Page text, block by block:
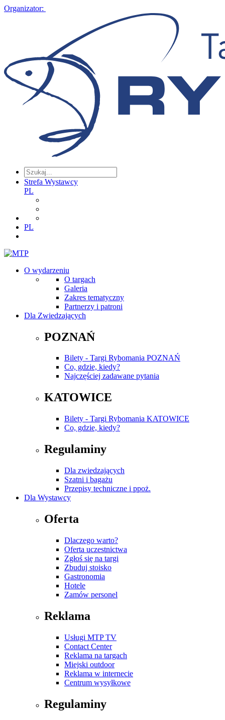
Organizator:
Strefa Wystawcy
PL
PL
O wydarzeniu
O targach
Galeria
Zakres tematyczny
Partnerzy i patroni
Dla Zwiedzających
POZNAŃ
Bilety - Targi Rybomania POZNAŃ
Co, gdzie, kiedy?
Najczęściej zadawane pytania
KATOWICE
Bilety - Targi Rybomania KATOWICE
Co, gdzie, kiedy?
Regulaminy
Dla zwiedzających
Szatni i bagażu
Przepisy techniczne i ppoż.
Dla Wystawcy
Oferta
Dlaczego warto?
Oferta uczestnictwa
Zgłoś się na targi
Zbuduj stoisko
Gastronomia
Hotele
Zamów personel
Reklama
Usługi MTP TV
Contact Center
Reklama na targach
Miejski outdoor
Reklama w internecie
Centrum wysyłkowe
Regulaminy